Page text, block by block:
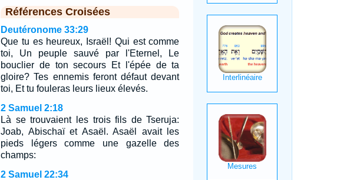
Références Croisées
Deutéronome 33:29
Que tu es heureux, Israël! Qui est comme
toi, Un peuple sauvé par l'Eternel, Le
bouclier de ton secours Et l'épée de ta
gloire? Tes ennemis feront défaut devant
toi, Et tu fouleras leurs lieux élevés.
2 Samuel 2:18
Là se trouvaient les trois fils de Tseruja:
Joab, Abischaï et Asaël. Asaël avait les
pieds légers comme une gazelle des
champs:
2 Samuel 22:34